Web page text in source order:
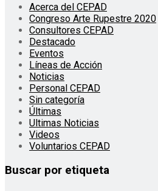
Acerca del CEPAD
Congreso Arte Rupestre 2020
Consultores CEPAD
Destacado
Eventos
Líneas de Acción
Noticias
Personal CEPAD
Sin categoría
Últimas
Ultimas Noticias
Videos
Voluntarios CEPAD
Buscar por etiqueta